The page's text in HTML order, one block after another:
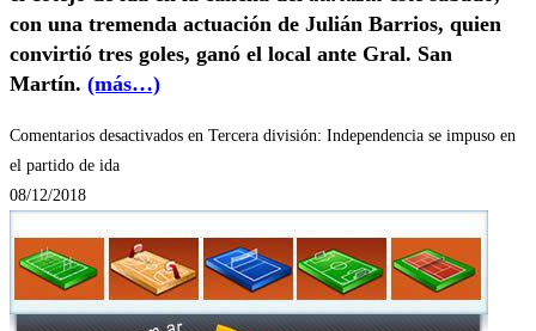
con una tremenda actuación de Julián Barrios, quien
convirtió tres goles, ganó el local ante Gral. San
Martín. (más…)
Comentarios desactivados en Tercera división: Independencia se impuso en
el partido de ida
08/12/2018